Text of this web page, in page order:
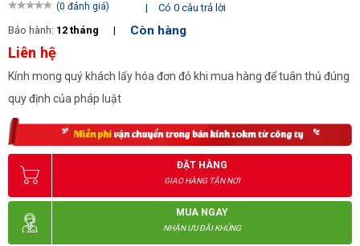
(0 đánh giá) |
Có 0 câu trả lời
Bảo hành: 12 tháng | Còn hàng
Liên hệ
Kính mong quý khách lấy hóa đơn đỏ khi mua hàng để tuân thủ đúng
quy định của pháp luật
ĐẶT HÀNG
GIAO HÀNG TẬN NƠI
MUA NGAY
NHẬN ƯU ĐÃI KHỦNG